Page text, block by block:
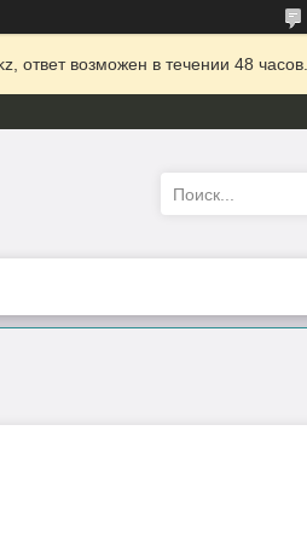
ответ возможен в течении 48 часов.